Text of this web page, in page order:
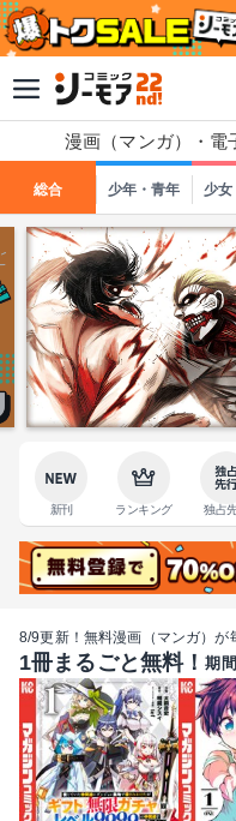
漫画（マンガ）・電
総合 少年・青年 少女
新刊 ランキング 独占
8/9更新！無料漫画（マンガ）が
1冊まるごと無料！期